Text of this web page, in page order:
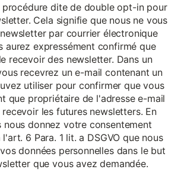
procédure dite de double opt-in pour
Cela signifie que nous ne vous
par courrier électronique
aurez expressément confirmé que
recevoir des newsletter. Dans un
recevrez un e-mail contenant un
utiliser pour confirmer que vous
que propriétaire de l'adresse e-mail
les futures newsletters. En
donnez votre consentement
6 Para. 1 lit. a DSGVO que nous
données personnelles dans le but
que vous avez demandée.